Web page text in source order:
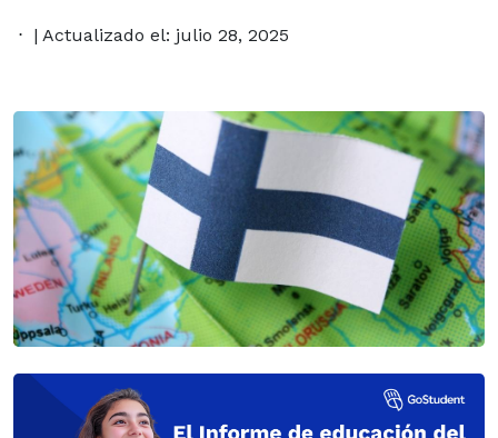
| Actualizado el: julio 28, 2025